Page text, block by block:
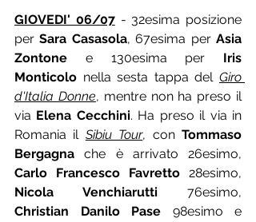
GIOVEDI' 06/07 - 32esima posizione
per Sara Casasola, 67esima per Asia
Zontone e 130esima per Iris
Monticolo nella sesta tappa del Giro
d'Italia Donne, mentre non ha preso il
via Elena Cecchini. Ha preso il via in
Romania il Sibiu Tour, con Tommaso
Bergagna
Carlo Francesco Favretto
Nicola Venchiarutti
Christian Danilo Pase